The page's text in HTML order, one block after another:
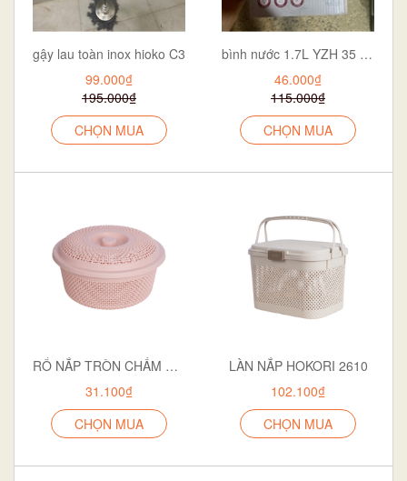
gậy lau toàn inox hioko C3
99.000₫
195.000₫
CHỌN MUA
bình nước 1.7L YZH 35 vàng
46.000₫
115.000₫
CHỌN MUA
RỔ NẮP TRÒN CHẤM BI TO HOKORI 3276
31.100₫
CHỌN MUA
LÀN NẮP HOKORI 2610
102.100₫
CHỌN MUA